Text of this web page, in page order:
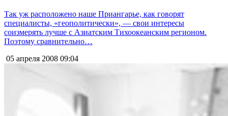
Так уж расположено наше Приангарье, как говорят
специалисты, «геополитически», — свои интересы
соизмерять лучше с Азиатским Тихоокеанским регионом.
Поэтому сравнительно…
05 апреля 2008 09:04